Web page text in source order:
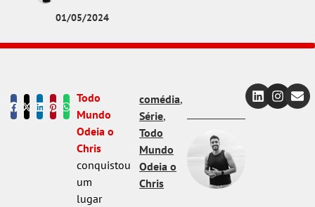
01/05/2024
Todo
Mundo
Odeia o
Chris
conquistou
um
lugar
comédia,
Série,
Todo
Mundo
Odeia o
Chris